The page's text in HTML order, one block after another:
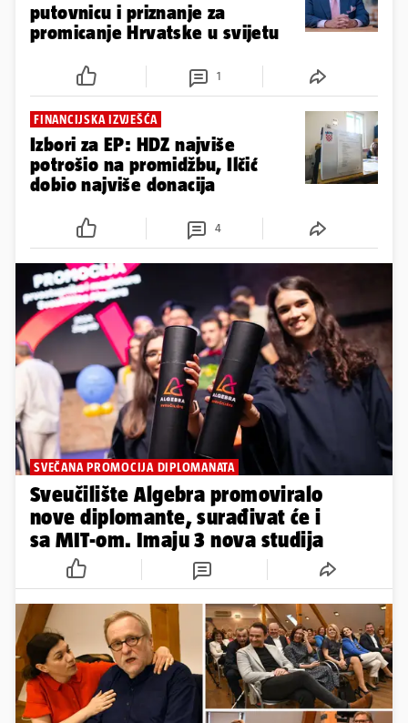
putovnicu i priznanje za
promicanje Hrvatske u svijetu
1
FINANCIJSKA IZVJEŠĆA
Izbori za EP: HDZ najviše
potrošio na promidžbu, Ilčić
dobio najviše donacija
4
SVEČANA PROMOCIJA DIPLOMANATA
Sveučilište Algebra promoviralo
nove diplomante, surađivat će i
sa MIT-om. Imaju 3 nova studija